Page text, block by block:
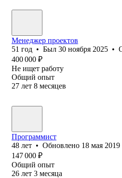
Менеджер проектов
51 год • Был 30 ноября 2025 •
400 000 ₽
Не ищет работу
Общий опыт
27 лет 8 месяцев
Программист
48 лет • Обновлено 18 мая 2019
147 000 ₽
Общий опыт
26 лет 3 месяца